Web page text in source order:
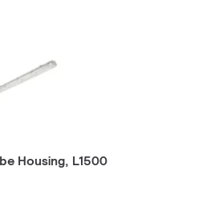
Housing, L1500